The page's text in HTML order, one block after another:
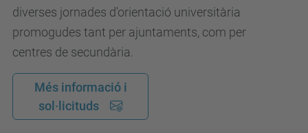
diverses jornades d'orientació universitària
promogudes tant per ajuntaments, com per
centres de secundària.
Més informació i
sol·licituds